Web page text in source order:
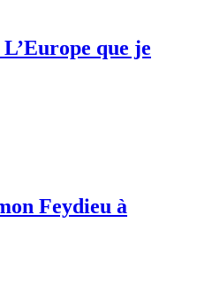
que je
Feydieu à